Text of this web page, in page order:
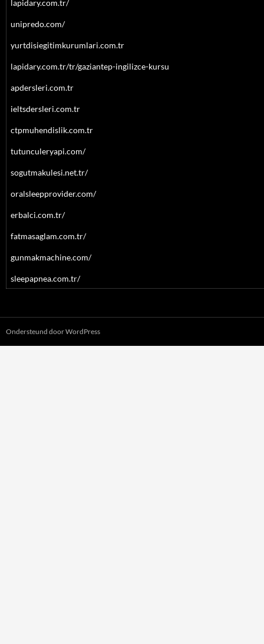
lapidary.com.tr/
unipredo.com/
yurtdisiegitimkurumlari.com.tr
lapidary.com.tr/tr/gaziantep-ingilizce-kursu
apdersleri.com.tr
ieltsdersleri.com.tr
ctpmuhendislik.com.tr
tutunculeryapi.com/
sogutmakulesi.net.tr/
oralsleepprovider.com/
erbalci.com.tr/
fatmasaglam.com.tr/
gunmakmachine.com/
sleepapnea.com.tr/
Ondersteund door WordPress